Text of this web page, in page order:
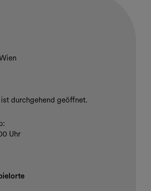
Öffnungszeiten
durchgehend geöffnet.
Uhr